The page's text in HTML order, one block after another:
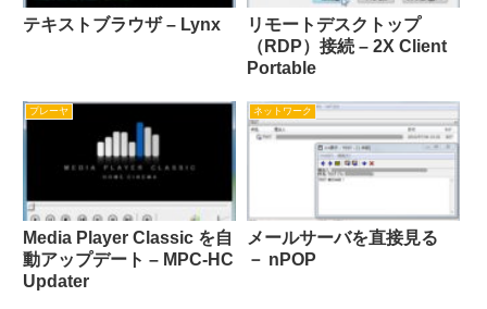
テキストブラウザ – Lynx
リモートデスクトップ
（RDP）接続 – 2X Client
Portable
プレーヤ
Media Player Classic を自
動アップデート – MPC-HC
Updater
ネットワーク
メールサーバを直接見る
－ nPOP